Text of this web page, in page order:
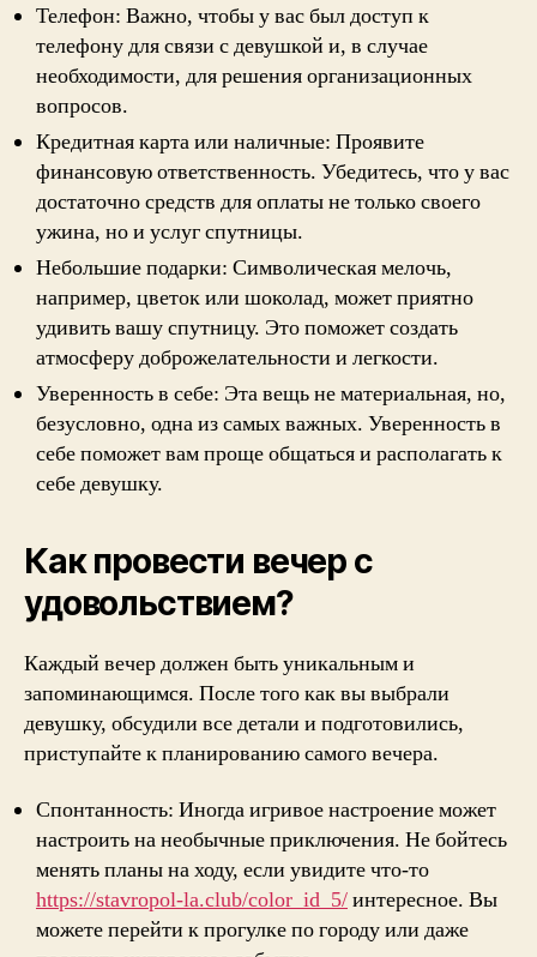
Телефон: Важно, чтобы у вас был доступ к
телефону для связи с девушкой и, в случае
необходимости, для решения организационных
вопросов.
Кредитная карта или наличные: Проявите
финансовую ответственность. Убедитесь, что у вас
достаточно средств для оплаты не только своего
ужина, но и услуг спутницы.
Небольшие подарки: Символическая мелочь,
например, цветок или шоколад, может приятно
удивить вашу спутницу. Это поможет создать
атмосферу доброжелательности и легкости.
Уверенность в себе: Эта вещь не материальная, но,
безусловно, одна из самых важных. Уверенность в
себе поможет вам проще общаться и располагать к
себе девушку.
Как провести вечер с
удовольствием?
Каждый вечер должен быть уникальным и
запоминающимся. После того как вы выбрали
девушку, обсудили все детали и подготовились,
приступайте к планированию самого вечера.
Спонтанность: Иногда игривое настроение может
настроить на необычные приключения. Не бойтесь
менять планы на ходу, если увидите что-то
https://stavropol-la.club/color_id_5/интересное. Вы
можете перейти к прогулке по городу или даже